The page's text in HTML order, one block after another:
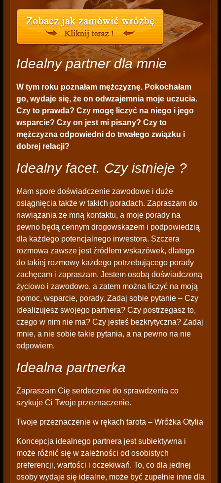
Idealny partner dla mnie
W tym roku poznałam mężczyznę. Pokochałam
go, wydaje się, że on odwzajemnia moje uczucia.
Czy to prawda? Czy mogę liczyć na niego i jego
wsparcie? Czy on jest mi pisany? Czy to
mężczyzna odpowiedni do trwałego związku i
dobrej relacji?
Idealny facet. Czy istnieje ?
Mam spore doświadczenie zawodowe i duże
osiągnięcia także w takich poradach. Zapraszam do
nawiązania ze mną kontaktu, a moje porady na
pewno będą cennym drogowskazem i podpowiedzią
dla każdego potencjalnego inwestora. Szczera
rozmowa zawsze jest źródłem wskazówek, dlatego
do takiej rozmowy każdego potrzebującego porady
zachęcam i zapraszam. Jestem osobą doświadczoną
życiowo i zawodowo, a zatem można liczyć na moją
pomoc, wsparcie, porady. Zadaj sobie pytanie – Czy
idealizujesz swojego partnera? Czy postrzegasz to,
czego w nim nie ma? Czy jesteś bezkrytyczna? Zadaj
mnie, a nie sobie takie pytania, a na pewno na nie
odpowiem.
Idealna partnerka
Zapraszam Cię serdecznie do sprawdzenia co
szykuje Ci Twoje przeznaczenie.
Twoje przeznaczenie w rękach tarota – Wróżka Otylia
Koncepcja idealnego partnera jest subiektywna i
może różnić się w zależności od osobistych
preferencji, wartości i oczekiwań. To, co dla jednej
osoby wydaje się idealne, może być zupełnie inne dla